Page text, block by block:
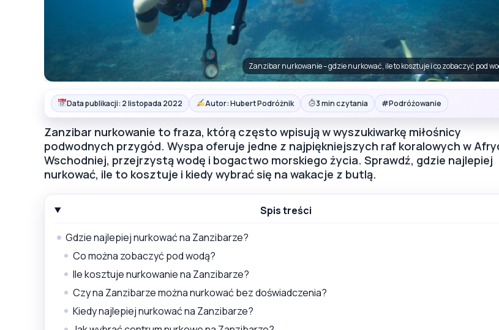
Zanzibar nurkowanie – gdzie nurkować, ile to kosztuje i co zobaczyć pod
Data publikacji: 2 listopada 2022 Autor: Hubert Podróżnik 3 min czytania #Podróżowanie
Zanzibar nurkowanie to fraza, którą często wpisują w wyszukiwarkę miłośnicy
podwodnych przygód. Wyspa oferuje jedne z najpiękniejszych raf koralowych w
Wschodniej, przejrzystą wodę i bogactwo morskiego życia. Sprawdź, gdzie najlepiej
nurkować, ile to kosztuje i kiedy wybrać się na wakacje z butlą.
Spis treści
Gdzie najlepiej nurkować na Zanzibarze?
Co można zobaczyć pod wodą?
Ile kosztuje nurkowanie na Zanzibarze?
Czy na Zanzibarze można nurkować bez doświadczenia?
Kiedy najlepiej nurkować na Zanzibarze?